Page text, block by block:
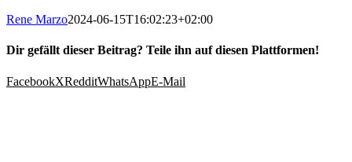
Rene Marzo2024-06-15T16:02:23+02:00
Dir gefällt dieser Beitrag? Teile ihn auf diesen Plattformen!
FacebookXRedditWhatsAppE-Mail